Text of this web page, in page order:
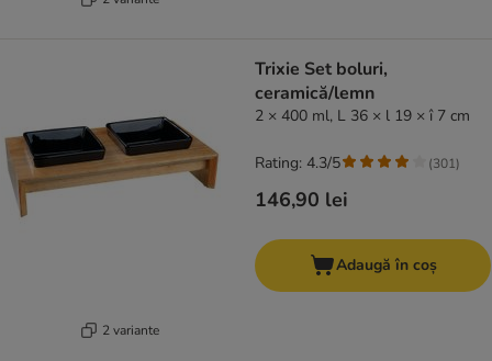
2 variante
Trixie Set boluri,
ceramică/lemn
2 × 400 ml, L 36 × l 19 × î 7 cm
146,90 lei
Rating: 4.3/5 (301)
Adaugă în coș